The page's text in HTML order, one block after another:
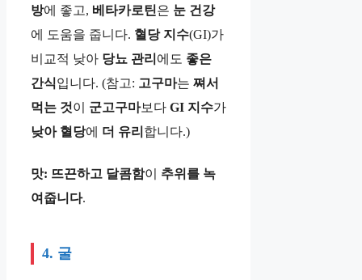
방에 좋고, 베타카로틴은 눈 건강
에 도움을 줍니다. 혈당 지수(GI)가
비교적 낮아 당뇨 관리 에도 좋은
간식입니다. (참고: 고구마는 쪄서
먹는 것이 군고구마보다 GI 지수가
낮아 혈당에 더 유리 합니다.)
맛: 뜨끈하고 달콤함이 추위를 녹
여줍니다.
4. 굴